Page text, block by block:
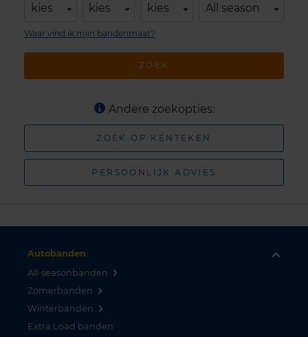
kies kies kies All season
ZOEK
Waar vind ik mijn bandenmaat?
Andere zoekopties:
ZOEK OP KENTEKEN
PERSOONLIJK ADVIES
Autobanden
All-seasonbanden
Zomerbanden
Winterbanden
Extra Load banden